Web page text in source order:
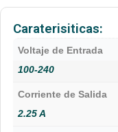
Caraterisiticas:
Voltaje de Entrada
100-240
Corriente de Salida
2.25 A